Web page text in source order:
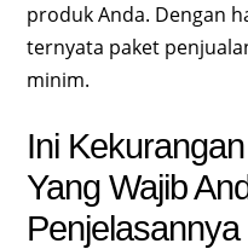
produk Anda. Dengan
ternyata paket
minim.
Ini
Yang Wajib
Penjelasannya